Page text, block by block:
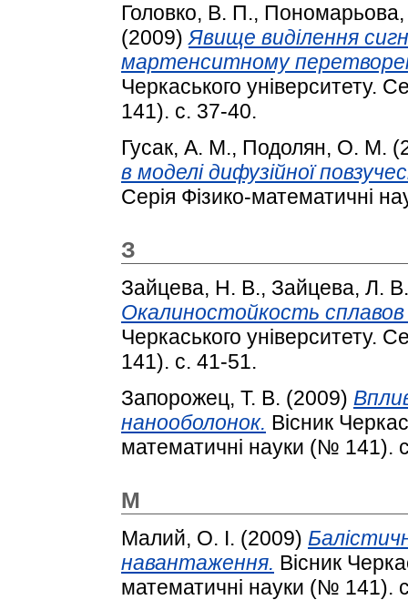
Головко, В. П.,
(2009)Явище виділення
мартенситному
Черкаського університету.
141). с. 37-40.
Гусак, А. М., Подолян, О. М.
в моделі дифузійної
Серія Фізико-математичні
З
Зайцева, Н. В., Зайцева, Л. В.
Окалиностойкость
Черкаського університету.
141). с. 41-51.
Запорожец, Т. В. (2009)
нанооболонок. Вісник
математичні науки (№ 141).
М
Малий, О. І. (2009)
навантаження. Вісник
математичні науки (№ 141).